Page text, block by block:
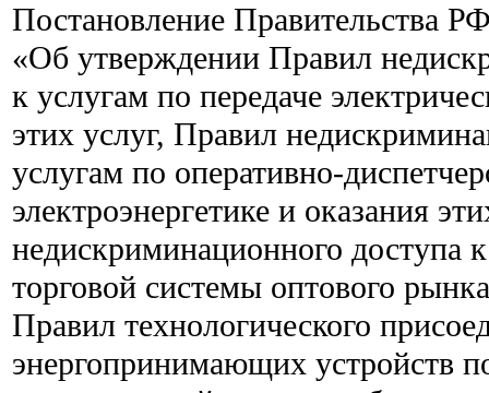
Постановление Правительства
«Об утверждении Правил
к услугам по передаче
этих услуг, Правил
услугам по оперативно-
электроэнергетике и оказания
недискриминационного доступа
торговой системы оптового
Правил технологического
энергопринимающих устройств